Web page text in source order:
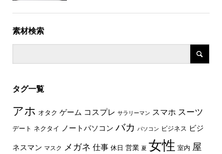
素材検索
タグ一覧
アホ オタク ゲーム コスプレ サラリーマン スマホ スーツ
デート ネクタイ ノートパソコン バカ パソコン ビジネス ビジ
ネスマン マスク メガネ 仕事 休日 営業 夏 女性 室内 屋